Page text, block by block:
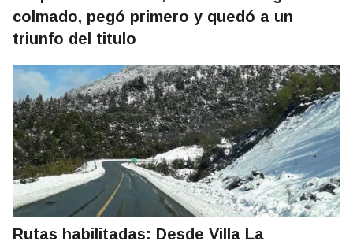
colmado, pegó primero y quedó a un
triunfo del titulo
Rutas habilitadas: Desde Villa La